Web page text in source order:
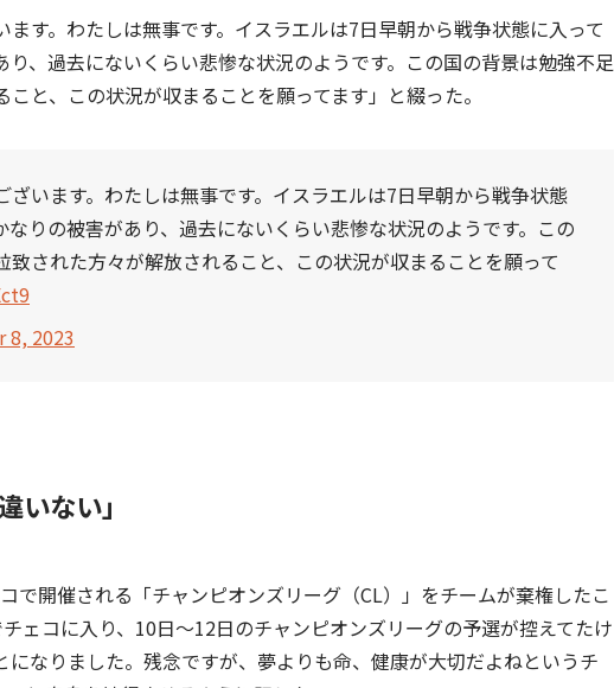
ます。わたしは無事です。イスラエルは7日早朝から戦争状態に入って
、過去にないくらい悲惨な状況のようです。この国の背景は勉強不足
と、この状況が収まることを願ってます」と綴った。
います。わたしは無事です。イスラエルは7日早朝から戦争状態
りの被害があり、過去にないくらい悲惨な状況のようです。この
された方々が解放されること、この状況が収まることを願って
8, 2023
いない」
で開催される「チャンピオンズリーグ（CL）」をチームが棄権したこ
ェコに入り、10日～12日のチャンピオンズリーグの予選が控えてたけ
なりました。残念ですが、夢よりも命、健康が大切だよねというチ